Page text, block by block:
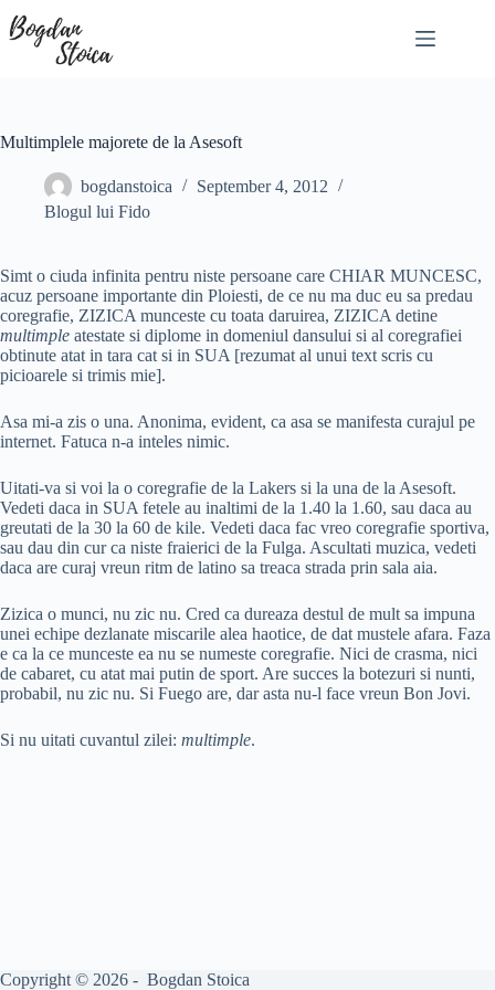
to
content
Multimplele majorete de la Asesoft
bogdanstoica
September 4, 2012
Blogul lui Fido
Simt o ciuda infinita pentru niste persoane care CHIAR MUNCESC,
acuz persoane importante din Ploiesti, de ce nu ma duc eu sa predau
coregrafie, ZIZICA munceste cu toata daruirea, ZIZICA detine
multimple atestate si diplome in domeniul dansului si al coregrafiei
obtinute atat in tara cat si in SUA [rezumat al unui text scris cu
picioarele si trimis mie].
Asa mi-a zis o una. Anonima, evident, ca asa se manifesta curajul pe
internet. Fatuca n-a inteles nimic.
Uitati-va si voi la o coregrafie de la Lakers si la una de la Asesoft.
Vedeti daca in SUA fetele au inaltimi de la 1.40 la 1.60, sau daca au
greutati de la 30 la 60 de kile. Vedeti daca fac vreo coregrafie sportiva,
sau dau din cur ca niste fraierici de la Fulga. Ascultati muzica, vedeti
daca are curaj vreun ritm de latino sa treaca strada prin sala aia.
Zizica o munci, nu zic nu. Cred ca dureaza destul de mult sa impuna
unei echipe dezlanate miscarile alea haotice, de dat mustele afara. Faza
e ca la ce munceste ea nu se numeste coregrafie. Nici de crasma, nici
de cabaret, cu atat mai putin de sport. Are succes la botezuri si nunti,
probabil, nu zic nu. Si Fuego are, dar asta nu-l face vreun Bon Jovi.
Si nu uitati cuvantul zilei: multimple.
Copyright © 2026 - Bogdan Stoica